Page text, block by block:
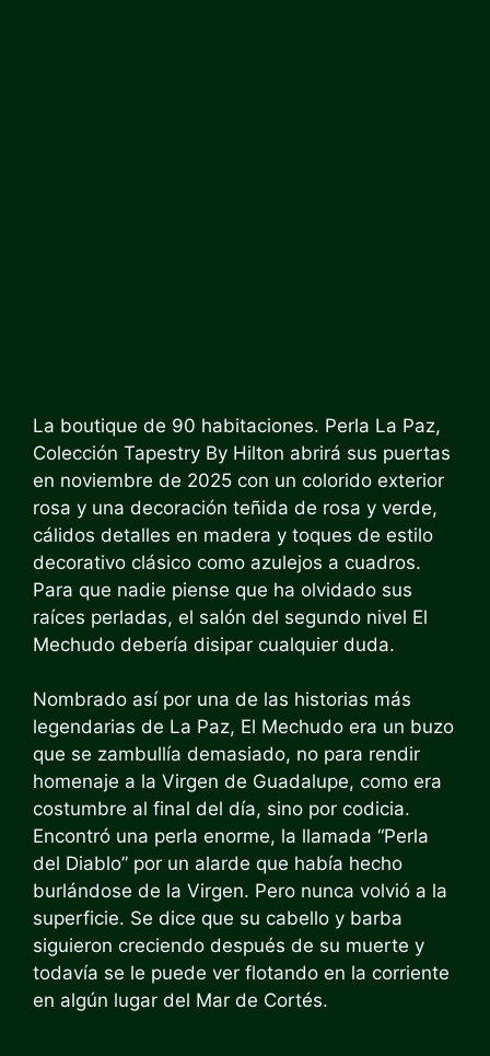
La boutique de 90 habitaciones. Perla La Paz,
Colección Tapestry By Hilton abrirá sus puertas
en noviembre de 2025 con un colorido exterior
rosa y una decoración teñida de rosa y verde,
cálidos detalles en madera y toques de estilo
decorativo clásico como azulejos a cuadros.
Para que nadie piense que ha olvidado sus
raíces perladas, el salón del segundo nivel El
Mechudo debería disipar cualquier duda.
Nombrado así por una de las historias más
legendarias de La Paz, El Mechudo era un buzo
que se zambullía demasiado, no para rendir
homenaje a la Virgen de Guadalupe, como era
costumbre al final del día, sino por codicia.
Encontró una perla enorme, la llamada “Perla
del Diablo” por un alarde que había hecho
burlándose de la Virgen. Pero nunca volvió a la
superficie. Se dice que su cabello y barba
siguieron creciendo después de su muerte y
todavía se le puede ver flotando en la corriente
en algún lugar del Mar de Cortés.